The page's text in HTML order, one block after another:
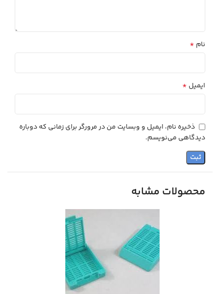
نام *
ایمیل *
ذخیره نام، ایمیل و وبسایت من در مرورگر برای زمانی که دوباره
دیدگاهی می‌نویسم.
محصولات مشابه